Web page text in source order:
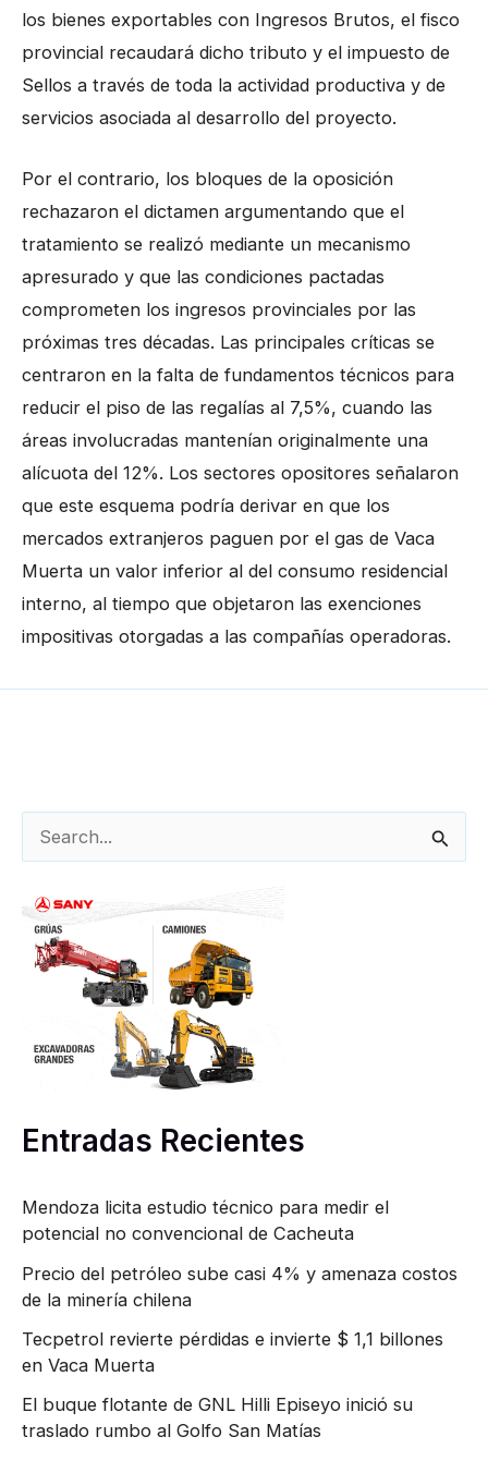
los bienes exportables con Ingresos Brutos, el fisco
provincial recaudará dicho tributo y el impuesto de
Sellos a través de toda la actividad productiva y de
servicios asociada al desarrollo del proyecto.
Por el contrario, los bloques de la oposición
rechazaron el dictamen argumentando que el
tratamiento se realizó mediante un mecanismo
apresurado y que las condiciones pactadas
comprometen los ingresos provinciales por las
próximas tres décadas. Las principales críticas se
centraron en la falta de fundamentos técnicos para
reducir el piso de las regalías al 7,5%, cuando las
áreas involucradas mantenían originalmente una
alícuota del 12%. Los sectores opositores señalaron
que este esquema podría derivar en que los
mercados extranjeros paguen por el gas de Vaca
Muerta un valor inferior al del consumo residencial
interno, al tiempo que objetaron las exenciones
impositivas otorgadas a las compañías operadoras.
u
Entradas Recientes
Mendoza licita estudio técnico para medir el
potencial no convencional de Cacheuta
Precio del petróleo sube casi 4% y amenaza costos
de la minería chilena
Tecpetrol revierte pérdidas e invierte $ 1,1 billones
en Vaca Muerta
El buque flotante de GNL Hilli Episeyo inició su
traslado rumbo al Golfo San Matías